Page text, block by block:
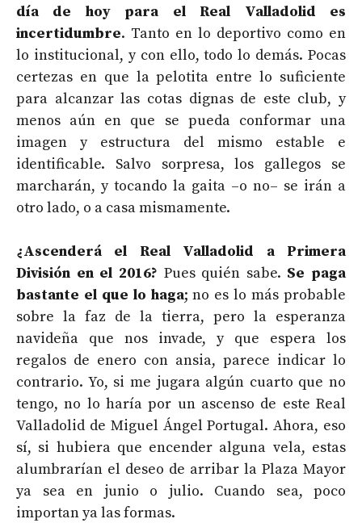
día de hoy para el Real Valladolid es
incertidumbre. Tanto en lo deportivo como en
lo institucional, y con ello, todo lo demás. Pocas
certezas en que la pelotita entre lo suficiente
para alcanzar las cotas dignas de este club, y
menos aún en que se pueda conformar una
imagen y estructura del mismo estable e
identificable. Salvo sorpresa, los gallegos se
marcharán, y tocando la gaita –o no– se irán a
otro lado, o a casa mismamente.
¿Ascenderá el Real Valladolid a Primera
División en el 2016? Pues quién sabe. Se paga
bastante el que lo haga; no es lo más probable
sobre la faz de la tierra, pero la esperanza
navideña que nos invade, y que espera los
regalos de enero con ansia, parece indicar lo
contrario. Yo, si me jugara algún cuarto que no
tengo, no lo haría por un ascenso de este Real
Valladolid de Miguel Ángel Portugal. Ahora, eso
sí, si hubiera que encender alguna vela, estas
alumbrarían el deseo de arribar la Plaza Mayor
ya sea en junio o julio. Cuando sea, poco
importan ya las formas.